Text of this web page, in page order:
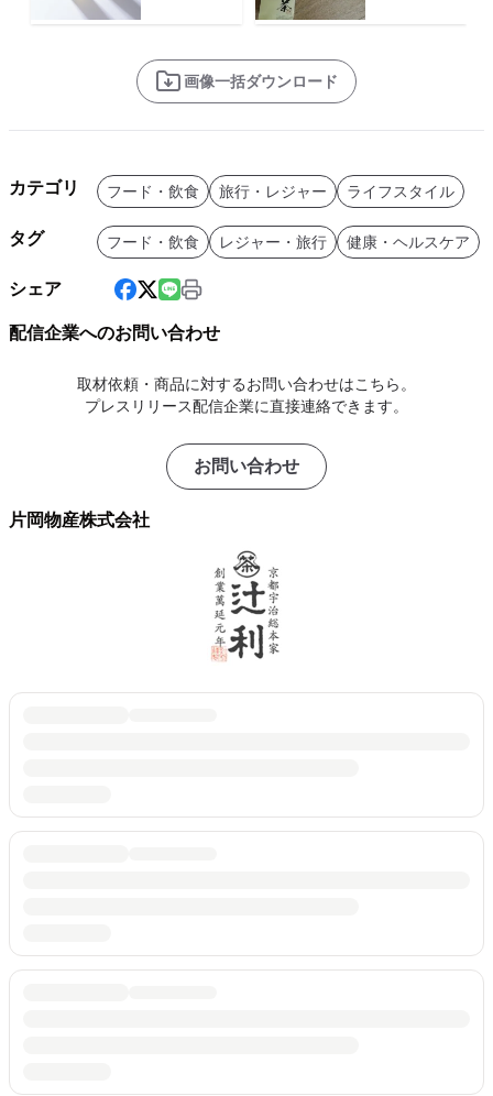
画像一括ダウンロード
カテゴリ フード・飲食 旅行・レジャー ライフスタイル
タグ フード・飲食 レジャー・旅行 健康・ヘルスケア
シェア
配信企業へのお問い合わせ
取材依頼・商品に対するお問い合わせはこちら。
プレスリリース配信企業に直接連絡できます。
お問い合わせ
片岡物産株式会社